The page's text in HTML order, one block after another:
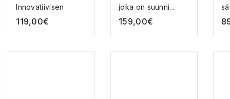
Innovatiivisen
hybri...
119,00€
joka on suunni...
159,00€